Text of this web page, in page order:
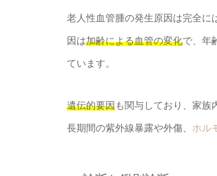
老人性血管腫の発生原因は完全に
因は加齢による血管の変化で、年
ています。
遺伝的要因も関与しており、家族
長期間の紫外線暴露や外傷、 ホル